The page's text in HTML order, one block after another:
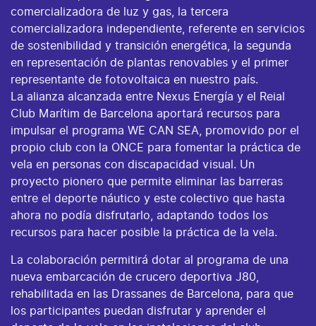
comercializadora de luz y gas, la tercera
comercializadora independiente, referente en servicios
de sostenibilidad y transición energética, la segunda
en representación de plantas renovables y el primer
representante de fotovoltaica en nuestro país.
La alianza alcanzada entre Nexus Energía y el Reial
Club Marítim de Barcelona aportará recursos para
impulsar el programa WE CAN SEA, promovido por el
propio club con la ONCE para fomentar la práctica de
vela en personas con discapacidad visual. Un
proyecto pionero que permite eliminar las barreras
entre el deporte náutico y este colectivo que hasta
ahora no podía disfrutarlo, adaptando todos los
recursos para hacer posible la práctica de la vela.
La colaboración permitirá dotar al programa de una
nueva embarcación de crucero deportiva J80,
rehabilitada en las Drassanes de Barcelona, para que
los participantes puedan disfrutar y aprender el